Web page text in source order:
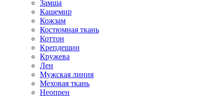
Замша
Кашемир
Кожзам
Костюмная ткань
Коттон
Крепдешин
Кружева
Лен
Мужская линия
Меховая ткань
Неопрен